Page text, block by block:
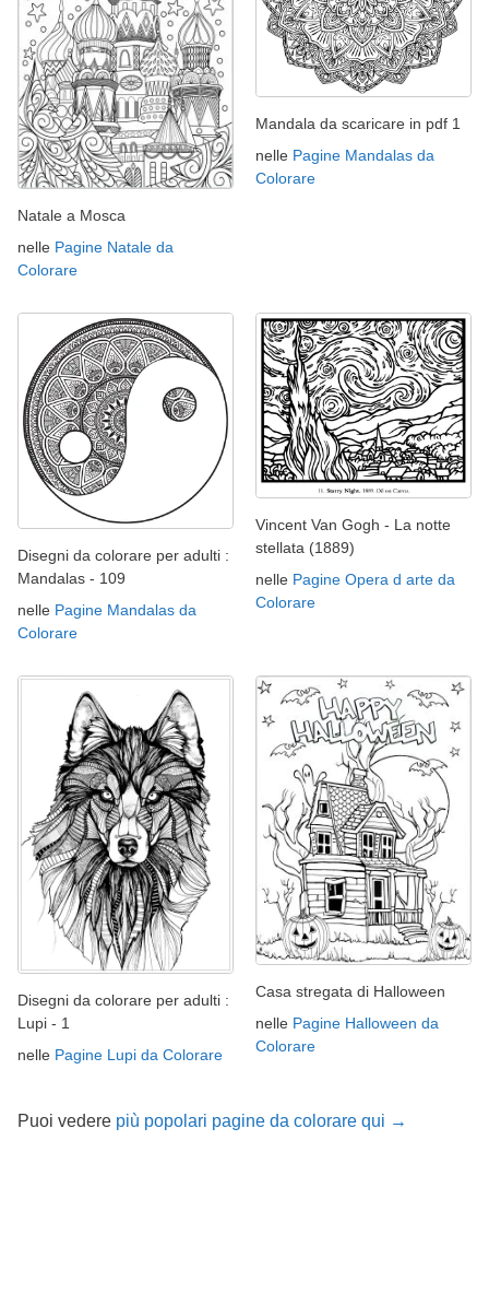
Natale a Mosca
nelle Pagine Natale da
Colorare
Mandala da scaricare in pdf 1
nelle Pagine Mandalas da
Colorare
Disegni da colorare per adulti :
Mandalas - 109
nelle Pagine Mandalas da
Colorare
Vincent Van Gogh - La notte
stellata (1889)
nelle Pagine Opera d arte da
Colorare
Disegni da colorare per adulti :
Lupi - 1
nelle Pagine Lupi da Colorare
Casa stregata di Halloween
nelle Pagine Halloween da
Colorare
Puoi vedere più popolari pagine da colorare qui →